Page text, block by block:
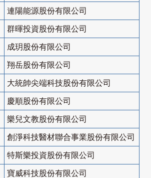
連陽能源股份有限公司
群暉投資股份有限公司
成玥股份有限公司
翔岳股份有限公司
大統帥尖端科技股份有限公司
慶順股份有限公司
樂兒文教股份有限公司
創淨科技醫材聯合事業股份有限公司
特斯樂投資股份有限公司
寶威科技股份有限公司